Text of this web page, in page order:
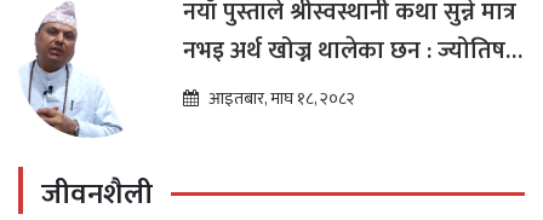
नयाँ पुस्ताले श्रीस्वस्थानी कथा सुन्ने मात्र
नभइ अर्थ खोज्न थालेका छन : ज्योतिष
तारा लोचन न्यौपाने
आइतबार, माघ १८, २०८२
जीवनशैली